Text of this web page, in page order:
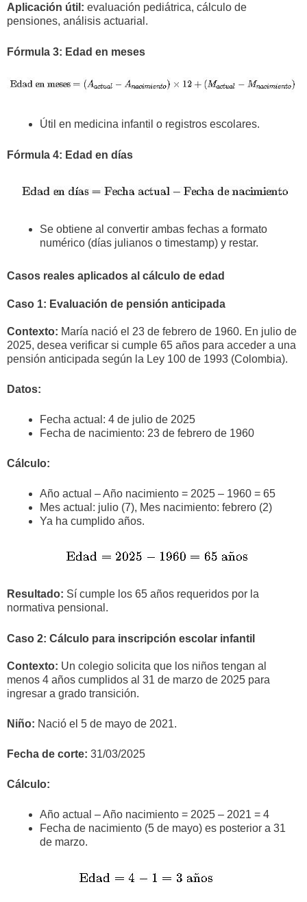
Aplicación útil: evaluación pediátrica, cálculo de
pensiones, análisis actuarial.
Fórmula 3: Edad en meses
Útil en medicina infantil o registros escolares.
Fórmula 4: Edad en días
Se obtiene al convertir ambas fechas a formato
numérico (días julianos o timestamp) y restar.
Casos reales aplicados al cálculo de edad
Caso 1: Evaluación de pensión anticipada
Contexto: María nació el 23 de febrero de 1960. En julio de
2025, desea verificar si cumple 65 años para acceder a una
pensión anticipada según la Ley 100 de 1993 (Colombia).
Datos:
Fecha actual: 4 de julio de 2025
Fecha de nacimiento: 23 de febrero de 1960
Cálculo:
Año actual – Año nacimiento = 2025 – 1960 = 65
Mes actual: julio (7), Mes nacimiento: febrero (2)
Ya ha cumplido años.
Resultado: Sí cumple los 65 años requeridos por la
normativa pensional.
Caso 2: Cálculo para inscripción escolar infantil
Contexto: Un colegio solicita que los niños tengan al
menos 4 años cumplidos al 31 de marzo de 2025 para
ingresar a grado transición.
Niño: Nació el 5 de mayo de 2021.
Fecha de corte: 31/03/2025
Cálculo:
Año actual – Año nacimiento = 2025 – 2021 = 4
Fecha de nacimiento (5 de mayo) es posterior a 31
de marzo.